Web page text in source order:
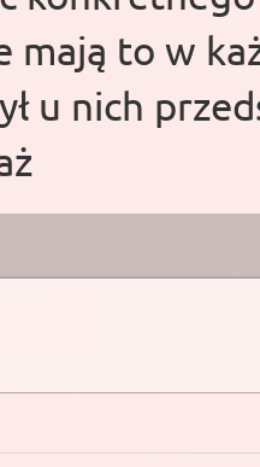
mają to w
u nich